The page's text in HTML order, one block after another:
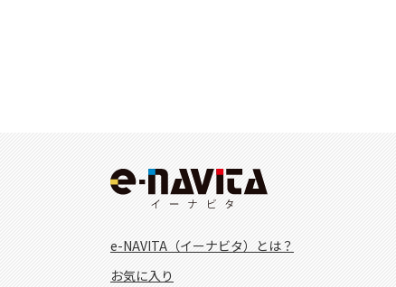
e-NAVITA（イーナビタ）とは？
お気に入り